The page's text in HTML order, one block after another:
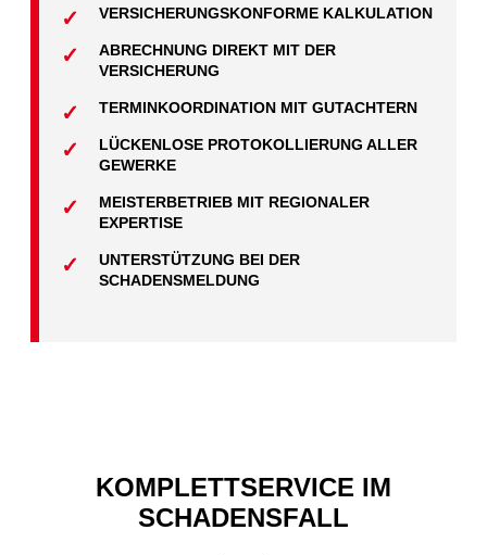
VERSICHERUNGSKONFORME KALKULATION
ABRECHNUNG DIREKT MIT DER
VERSICHERUNG
TERMINKOORDINATION MIT GUTACHTERN
LÜCKENLOSE PROTOKOLLIERUNG ALLER
GEWERKE
MEISTERBETRIEB MIT REGIONALER
EXPERTISE
UNTERSTÜTZUNG BEI DER
SCHADENSMELDUNG
KOMPLETTSERVICE IM
SCHADENSFALL